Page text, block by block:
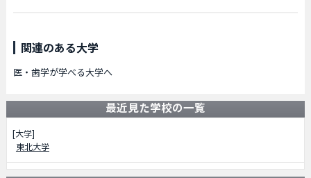
関連のある大学
医・歯学が学べる大学へ
最近見た学校の一覧
[大学]
東北大学